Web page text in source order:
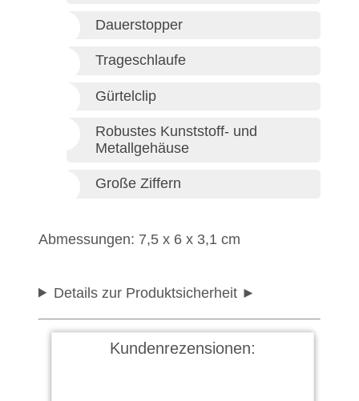
Dauerstopper
Trageschlaufe
Gürtelclip
Robustes Kunststoff- und
Metallgehäuse
Große Ziffern
Abmessungen: 7,5 x 6 x 3,1 cm
Details zur Produktsicherheit
Kundenrezensionen: